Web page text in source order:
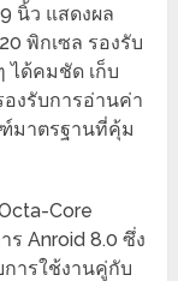
นิ้ว แสดงผล
พิกเซล รองรับ
ได้คมชัด เก็บ
งรับการอ่านค่า
มาตรฐานที่คุ้ม
Core
ร Anroid 8.0 ซึ่ง
ารใช้งานคู่กับ